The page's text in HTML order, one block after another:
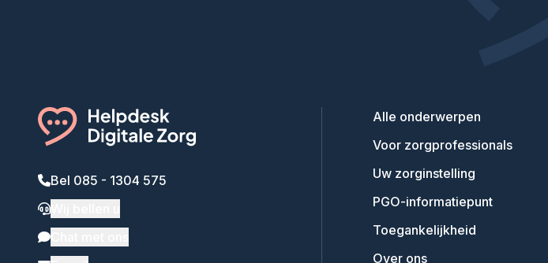
Bel 085 - 1304 575
Alle onderwerpen
Voor zorgprofessionals
Uw zorginstelling
PGO-informatiepunt
Toegankelijkheid
Over ons